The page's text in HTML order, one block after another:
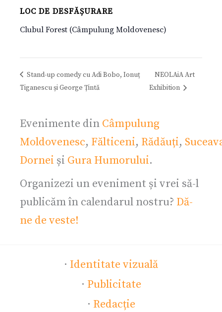
LOC DE DESFĂȘURARE
Clubul Forest (Câmpulung Moldovenesc)
Stand-up comedy cu Adi Bobo, Ionuț
Tiganescu și George Țintă
NEOLAiA Art
Exhibition
Evenimente din Câmpulung
Moldovenesc, Fălticeni, Rădăuți,
Dornei și Gura Humorului.
Organizezi un eveniment și vrei să-l
publicăm în calendarul nostru? Dă-
ne de veste!
· Identitate vizuală
· Publicitate
· Redacție